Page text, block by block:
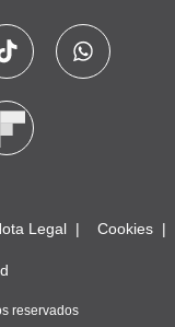
Legal Cookies
reservados